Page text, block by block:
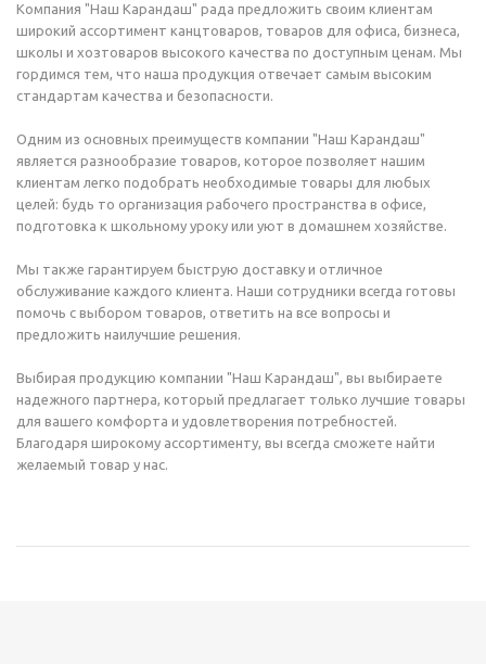
Компания "Наш Карандаш" рада предложить своим клиентам
широкий ассортимент канцтоваров, товаров для офиса, бизнеса,
школы и хозтоваров высокого качества по доступным ценам. Мы
гордимся тем, что наша продукция отвечает самым высоким
стандартам качества и безопасности.
Одним из основных преимуществ компании "Наш Карандаш"
является разнообразие товаров, которое позволяет нашим
клиентам легко подобрать необходимые товары для любых
целей: будь то организация рабочего пространства в офисе,
подготовка к школьному уроку или уют в домашнем хозяйстве.
Мы также гарантируем быструю доставку и отличное
обслуживание каждого клиента. Наши сотрудники всегда готовы
помочь с выбором товаров, ответить на все вопросы и
предложить наилучшие решения.
Выбирая продукцию компании "Наш Карандаш", вы выбираете
надежного партнера, который предлагает только лучшие товары
для вашего комфорта и удовлетворения потребностей.
Благодаря широкому ассортименту, вы всегда сможете найти
желаемый товар у нас.